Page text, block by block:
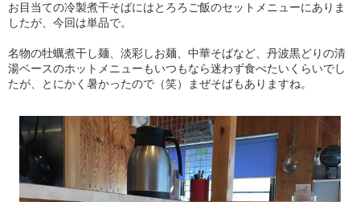
お目当ての冷製煮干そばにはとろろご飯のセットメニューにありま
したが、今回は単品で。
名物の牡蠣煮干し麺、淡彩しお麺、中華そばなど、丹波黒どりの清
湯ベースのホットメニューもいつもなら迷わず食べたいくらいでし
たが、とにかく暑かったので（笑）まぜそばもありますね。